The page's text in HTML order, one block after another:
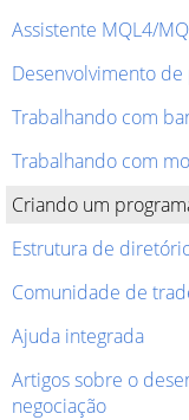
Assistente MQL4/
Desenvolvimento
Trabalhando com
Trabalhando com
Criando um
Estrutura de
Comunidade de
Ajuda integrada
Artigos sobre o
negociação